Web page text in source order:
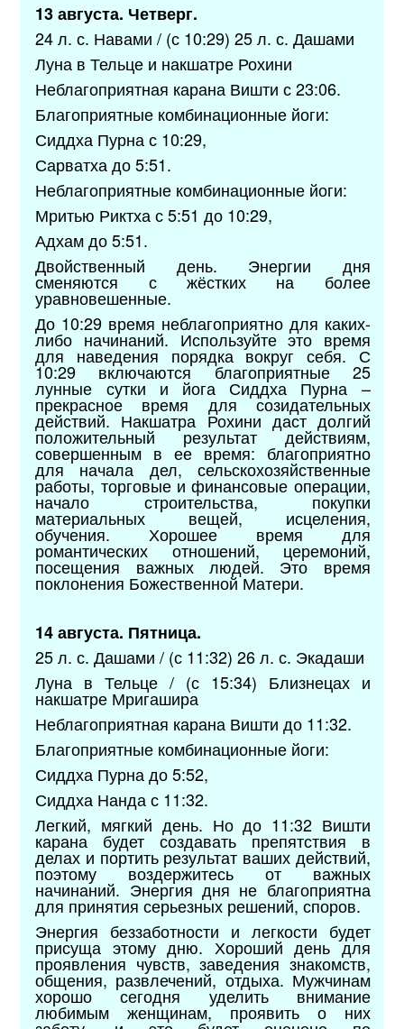
13 августа. Четверг.
24 л. с. Навами / (с 10:29) 25 л. с. Дашами
Луна в Тельце и накшатре Рохини
Неблагоприятная карана Вишти с 23:06.
Благоприятные комбинационные йоги:
Сиддха Пурна с 10:29,
Сарватха до 5:51.
Неблагоприятные комбинационные йоги:
Мритью Риктха с 5:51 до 10:29,
Адхам до 5:51.
Двойственный день. Энергии дня
сменяются с жёстких на более
уравновешенные.
До 10:29 время неблагоприятно для каких-
либо начинаний. Используйте это время
для наведения порядка вокруг себя. С
10:29 включаются благоприятные 25
лунные сутки и йога Сиддха Пурна –
прекрасное время для созидательных
действий. Накшатра Рохини даст долгий
положительный результат действиям,
совершенным в ее время: благоприятно
для начала дел, сельскохозяйственные
работы, торговые и финансовые операции,
начало строительства, покупки
материальных вещей, исцеления,
обучения. Хорошее время для
романтических отношений, церемоний,
посещения важных людей. Это время
поклонения Божественной Матери.
14 августа. Пятница.
25 л. с. Дашами / (с 11:32) 26 л. с. Экадаши
Луна в Тельце / (с 15:34) Близнецах и
накшатре Мригашира
Неблагоприятная карана Вишти до 11:32.
Благоприятные комбинационные йоги:
Сиддха Пурна до 5:52,
Сиддха Нанда с 11:32.
Легкий, мягкий день. Но до 11:32 Вишти
карана будет создавать препятствия в
делах и портить результат ваших действий,
поэтому воздержитесь от важных
начинаний. Энергия дня не благоприятна
для принятия серьезных решений, споров.
Энергия беззаботности и легкости будет
присуща этому дню. Хороший день для
проявления чувств, заведения знакомств,
общения, развлечений, отдыха. Мужчинам
хорошо сегодня уделить внимание
любимым женщинам, проявить о них